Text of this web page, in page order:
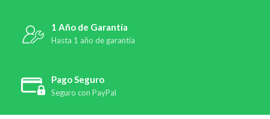
1 Año de Garantía
Hasta 1 año de garantía
Pago Seguro
Seguro con PayPal